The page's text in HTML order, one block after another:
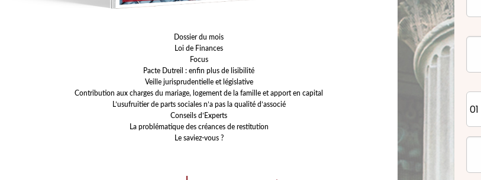
Dossier du mois
Loi de Finances
Focus
Pacte Dutreil : enfin plus de lisibilité
Veille jurisprudentielle et législative
Contribution aux charges du mariage, logement de la famille et apport en capital
L’usufruitier de parts sociales n’a pas la qualité d’associé
Conseils d’Experts
La problématique des créances de restitution
Le saviez-vous ?